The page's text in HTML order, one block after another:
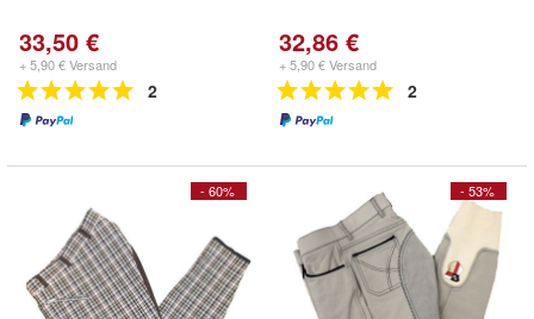
33,50 €
+ 5,90 € Versand
2
32,86 €
+ 5,90 € Versand
2
- 60% - 53%